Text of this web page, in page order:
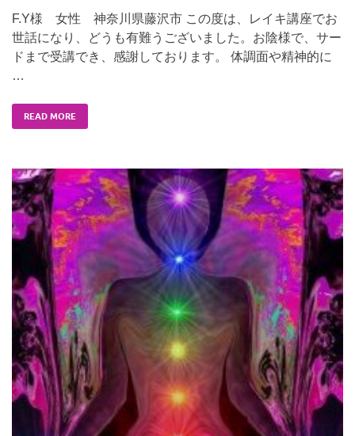
F.Y様 女性 神奈川県藤沢市 この度は、レイキ講座でお
世話になり、どうも有難うございました。お陰様で、サー
ドまで受講でき、感謝しております。 体調面や精神的に
…
READ MORE